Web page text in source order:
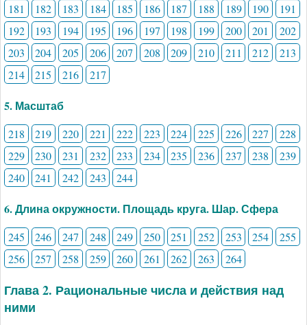
181
182 183 184 185 186 187 188 189 190
191
192
193 194 195 196 197 198 199 200 201
202
203
204 205 206 207 208 209 210 211 212
213
214
215 216 217
5. Масштаб
218 219 220 221 222 223 224 225 226 227
228
229
230 231 232 233 234 235 236 237 238
239
240
241 242 243 244
6. Длина окружности. Площадь круга. Шар. Сфера
245 246 247 248 249 250 251 252 253 254
255
256
257 258 259 260 261 262 263 264
Глава 2. Рациональные числа и действия над
ними